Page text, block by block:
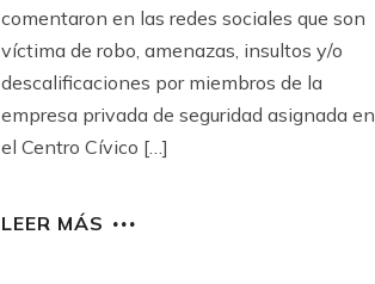
comentaron en las redes sociales que son
víctima de robo, amenazas, insultos y/o
descalificaciones por miembros de la
empresa privada de seguridad asignada en
el Centro Cívico […]
LEER MÁS